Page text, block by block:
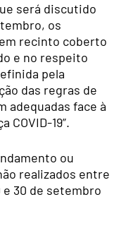
será discutido
os
recinto coberto
e no respeito
pela
das regras de
adequadas face à
COVID-19”.
ou
realizados entre
30 de setembro